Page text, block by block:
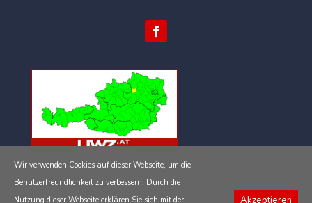
Impressum
Wir verwenden Cookies auf dieser Webseite, um die
Benutzerfreundlichkeit zu verbessern. Durch die
Nutzung dieser Webseite erklären Sie sich mit der
Akzeptieren